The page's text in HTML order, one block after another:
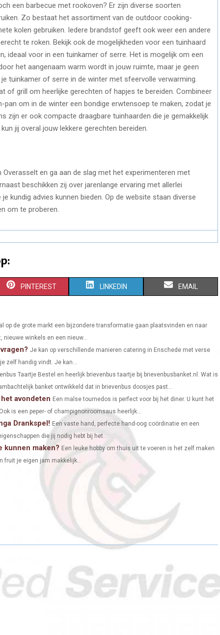
een barbecue met rookoven? Er zijn diverse soorten
Zo bestaat het assortiment van de outdoor cooking-
kolen gebruiken. Iedere brandstof geeft ook weer een andere
te roken. Bekijk ook de mogelijkheden voor een tuinhaard
ideaal voor in een tuinkamer of serre. Het is mogelijk om een
het aangenaam warm wordt in jouw ruimte, maar je geen
tuinkamer of serre in de winter met sfeervolle verwarming.
of grill om heerlijke gerechten of hapjes te bereiden. Combineer
pan om in de winter een bondige erwtensoep te maken, zodat je
zijn er ook compacte draagbare tuinhaarden die je gemakkelijk
jij overal jouw lekkere gerechten bereiden.
Overasselt en ga aan de slag met het experimenteren met
beschikken zij over jarenlange ervaring met allerlei
kundig advies kunnen bieden. Op de website staan diverse
om te proberen.
S
R
O
PINTEREST S
O
LINKEDIN S
A
O
EMAIL
op de grote markt een bijzondere transformatie gaan plaatsvinden en naar
winkels en een nieuw...
Je kan op verschillende manieren catering in Enschede met verse
zelf handig vindt. Je kan...
Taartje Bestel en heerlijk brievenbus taartje bij brievenbusbanket.nl. Wat is
banket ontwikkeld dat in brievenbus doosjes past...
avondeten Een malse tournedos is perfect voor bij het diner. U kunt het
is een peper- of champignonroomsaus heerlijk...
Drankspel! Een vaste hand, perfecte hand-oog coördinatie en een
die jij nodig hebt bij het...
kunnen maken? Een leuke hobby om thuis uit te voeren is het zelf maken
je eigen jam makkelijk...